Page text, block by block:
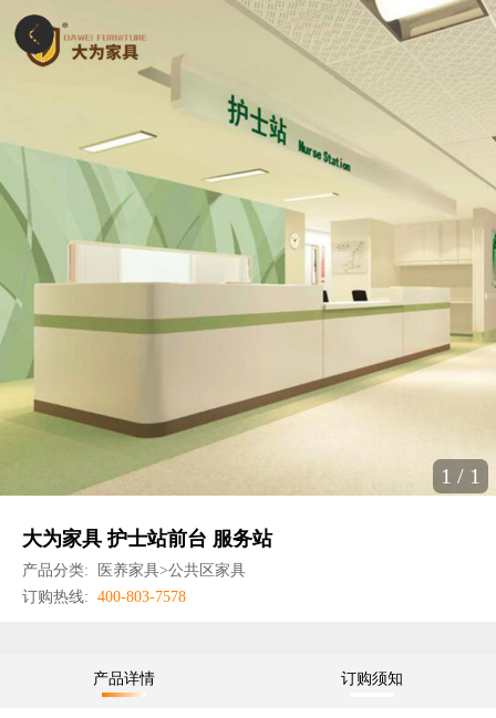
1 / 1
大为家具 护士站前台 服务站
产品分类:
医养家具>公共区家具
订购热线: 400-803-7578
产品详情 订购须知